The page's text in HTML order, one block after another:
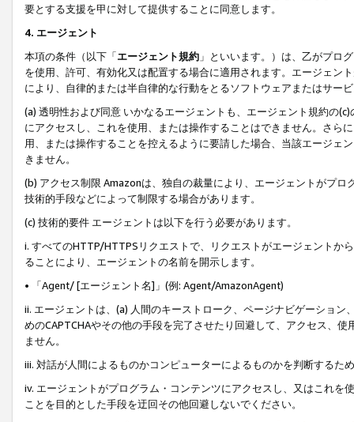
要とする支援を甲に対して提供することに同意します。
4. エージェント
本項の条件（以下「エージェント規約 」といいます。）は、乙がプロ
を使用、許可、有効化又は配置する場合に適用されます。エージェン
により、自律的または半自律的な行動をとるソフトウェアまたはサー
(a) 透明性および同意 いかなるエージェントも、エージェント規約の
にアクセスし、これを使用、または操作することはできません。さら
用、または操作することを控えるように要請した場合、当該エージェ
きません。
(b) アクセス制限 Amazonは、独自の裁量により、エージェントがプ
技術的手段などによって制限する場合があります。
(c) 技術的要件 エージェントは以下を行う必要があります。
i. すべてのHTTP/HTTPSリクエストで、リクエストがエージェントか
ることにより、エージェントの名前を開示します。
• 「Agent/ [エージェント名]」(例: Agent/AmazonAgent)
ii. エージェントは、(a) 人間のキーストローク、ページナビゲーショ
めのCAPTCHAやその他の手段を完了させたり回避して、アクセス、
ません。
iii. 対話が人間によるものかコンピューターによるものかを判断するた
iv. エージェントがプログラム・コンテンツにアクセスし、又はこれ
ことを目的とした手段を迂回その他回避しないでください。